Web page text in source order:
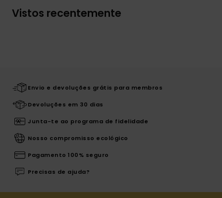
Vistos recentemente
Envio e devoluções grátis para membros
Devoluções em 30 dias
Junta-te ao programa de fidelidade
Nosso compromisso ecológico
Pagamento 100% seguro
Precisas de ajuda?